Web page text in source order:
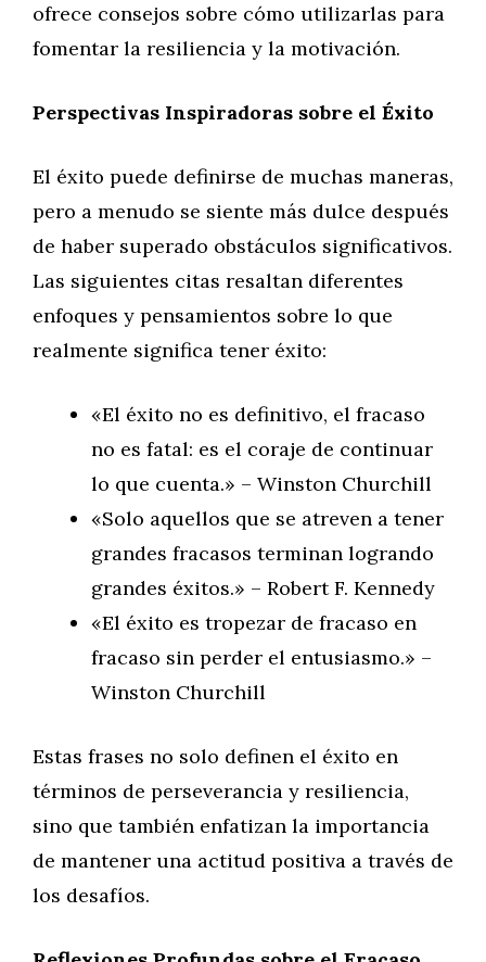
ofrece consejos sobre cómo utilizarlas para
fomentar la resiliencia y la motivación.
Perspectivas Inspiradoras sobre el Éxito
El éxito puede definirse de muchas maneras,
pero a menudo se siente más dulce después
de haber superado obstáculos significativos.
Las siguientes citas resaltan diferentes
enfoques y pensamientos sobre lo que
realmente significa tener éxito:
«El éxito no es definitivo, el fracaso
no es fatal: es el coraje de continuar
lo que cuenta.» – Winston Churchill
«Solo aquellos que se atreven a tener
grandes fracasos terminan logrando
grandes éxitos.» – Robert F. Kennedy
«El éxito es tropezar de fracaso en
fracaso sin perder el entusiasmo.» –
Winston Churchill
Estas frases no solo definen el éxito en
términos de perseverancia y resiliencia,
sino que también enfatizan la importancia
de mantener una actitud positiva a través de
los desafíos.